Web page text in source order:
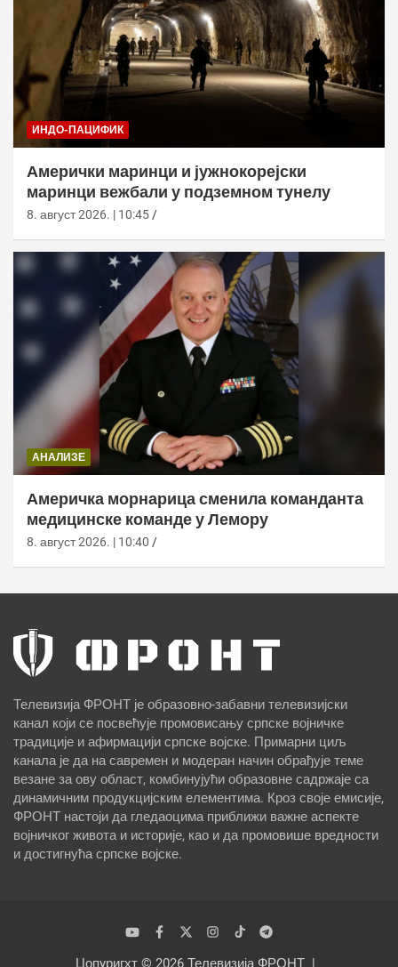
ИНДО-ПАЦИФИК
Амерички маринци и јужнокорејски
маринци вежбали у подземном тунелу
8. август 2026. | 10:45
АНАЛИЗЕ
Америчка морнарица сменила команданта
медицинске команде у Лемору
8. август 2026. | 10:40
Телевизија ФРОНТ је образовно-забавни телевизијски
канал који се посвећује промовисању српске војничке
традиције и афирмацији српске војске. Примарни циљ
канала је да на савремен и модеран начин обрађује теме
везане за ову област, комбинујући образовне садржаје са
динамичним продукцијским елементима. Кроз своје емисије,
ФРОНТ настоји да гледаоцима приближи важне аспекте
војничког живота и историје, као и да промовише вредности
и достигнућа српске војске.
Цопyригхт © 2026 Телевизија ФРОНТ